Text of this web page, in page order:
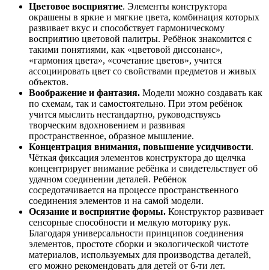
Цветовое восприятие. Элементы конструктора
окрашены в яркие и мягкие цвета, комбинация которых
развивает вкус и способствует гармоническому
восприятию цветовой палитры. Ребёнок знакомится с
такими понятиями, как «цветовой диссонанс»,
«гармония цвета», «сочетание цветов», учится
ассоциировать цвет со свойствами предметов и живых
объектов.
Воображение и фантазия. Модели можно создавать как
по схемам, так и самостоятельно. При этом ребёнок
учится мыслить нестандартно, руководствуясь
творческим вдохновением и развивая
пространственное, образное мышление.
Концентрация внимания, повышение усидчивости.
Чёткая фиксация элементов конструктора до щелчка
концентрирует внимание ребёнка и свидетельствует об
удачном соединении деталей. Ребёнок
сосредотачивается на процессе пространственного
соединения элементов и на самой модели.
Осязание и восприятие формы. Конструктор развивает
сенсорные способности и мелкую моторику рук.
Благодаря универсальности принципов соединения
элементов, простоте сборки и экологической чистоте
материалов, используемых для производства деталей,
его можно рекомендовать для детей от 6-ти лет.